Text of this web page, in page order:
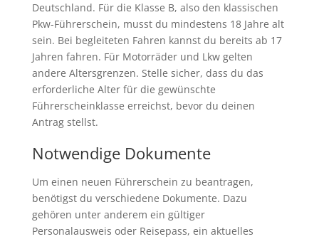
Deutschland. Für die Klasse B, also den klassischen
Pkw-Führerschein, musst du mindestens 18 Jahre alt
sein. Bei begleiteten Fahren kannst du bereits ab 17
Jahren fahren. Für Motorräder und Lkw gelten
andere Altersgrenzen. Stelle sicher, dass du das
erforderliche Alter für die gewünschte
Führerscheinklasse erreichst, bevor du deinen
Antrag stellst.
Notwendige Dokumente
Um einen neuen Führerschein zu beantragen,
benötigst du verschiedene Dokumente. Dazu
gehören unter anderem ein gültiger
Personalausweis oder Reisepass, ein aktuelles